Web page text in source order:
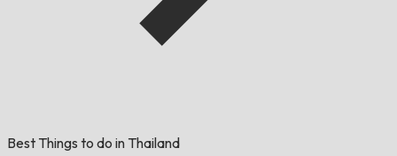
Best Things to do in Thailand